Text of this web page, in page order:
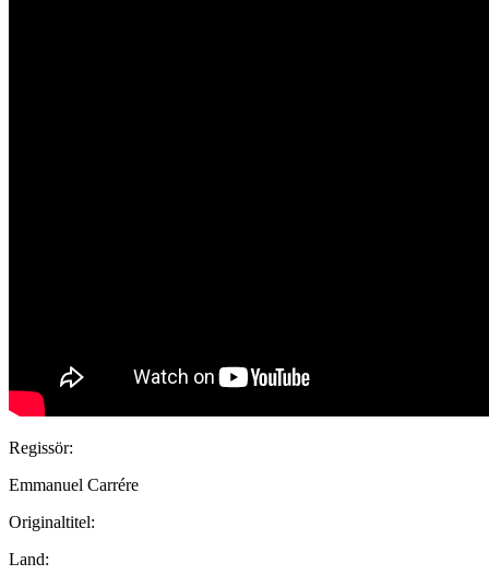
Regissör:
Emmanuel Carrére
Originaltitel:
Land: